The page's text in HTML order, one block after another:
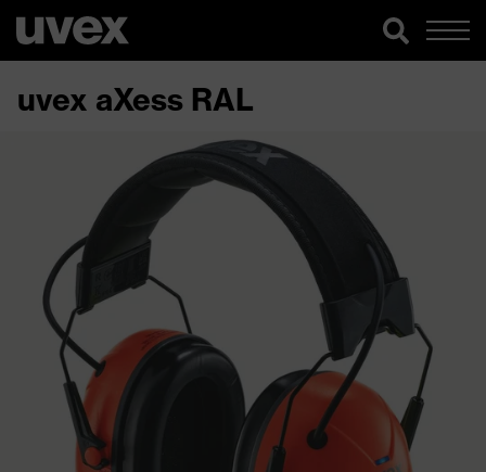
uvex aXess RAL